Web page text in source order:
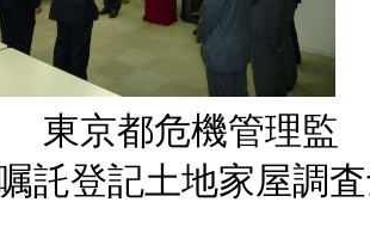
危機管理
託登記土地家屋調